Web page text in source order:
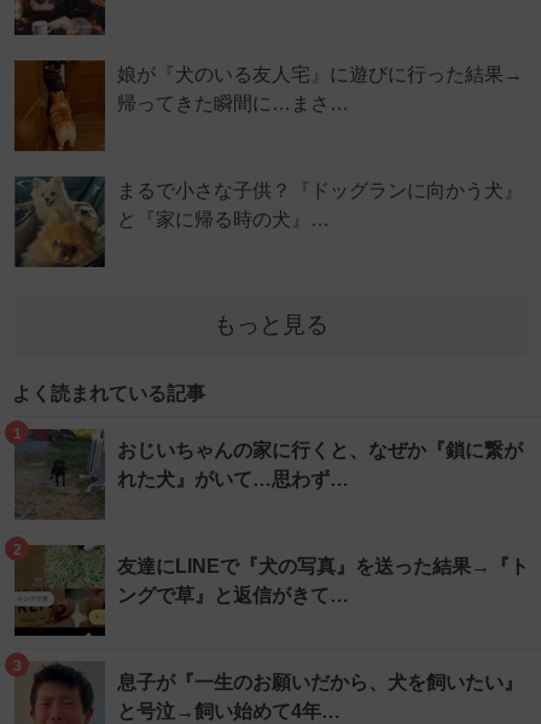
娘が『犬のいる友人宅』に遊びに行った結果→
帰ってきた瞬間に…まさ…
まるで小さな子供？『ドッグランに向かう犬』
と『家に帰る時の犬』…
もっと見る
よく読まれている記事
1
おじいちゃんの家に行くと、なぜか『鎖に繋が
れた犬』がいて…思わず…
2
友達にLINEで『犬の写真』を送った結果→『ト
ングで草』と返信がきて…
3
息子が『一生のお願いだから、犬を飼いたい』
と号泣→飼い始めて4年…